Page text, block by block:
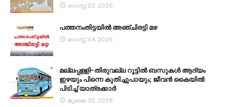
ഓഗസ്റ്റ് 02, 2026
പത്തനംതിട്ടയിൽ അഞ്ചിരട്ടി മഴ
ഓഗസ്റ്റ് 04, 2026
മല്ലപ്പള്ളി-തിരുവല്ല റൂട്ടിൽ ബസുകൾ ആദ്യം
ഇഴയും പിന്നെ കുതിച്ചുപായും; ജീവൻ കൈയിൽ
പിടിച്ച് യാത്രക്കാർ
ജൂലൈ 30, 2026